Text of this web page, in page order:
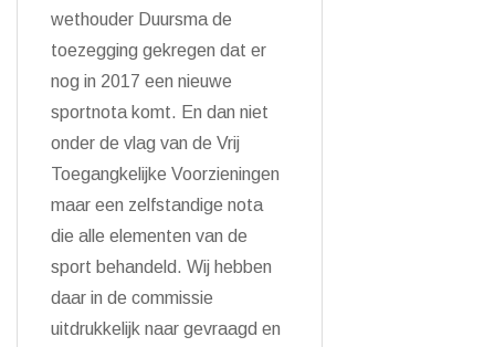
wethouder Duursma de
toezegging gekregen dat er
nog in 2017 een nieuwe
sportnota komt. En dan niet
onder de vlag van de Vrij
Toegangkelijke Voorzieningen
maar een zelfstandige nota
die alle elementen van de
sport behandeld. Wij hebben
daar in de commissie
uitdrukkelijk naar gevraagd en